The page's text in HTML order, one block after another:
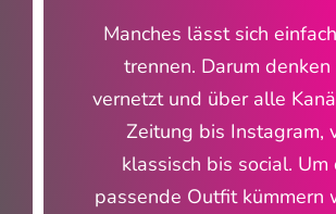
Manches lässt sich
trennen. Darum
vernetzt und über alle
Zeitung bis Instagram,
klassisch bis social. Um
passende Outfit kümmern